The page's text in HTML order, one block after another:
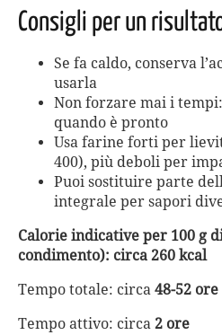
Consigli per un
Se fa caldo, conserva
usarla
Non forzare mai i
quando è pronto
Usa farine forti per
400), più deboli per
Puoi sostituire parte
integrale per sapori
Calorie indicative per 100 g
condimento): circa 260 kcal
Tempo totale: circa 48-52 ore
Tempo attivo: circa 2 ore